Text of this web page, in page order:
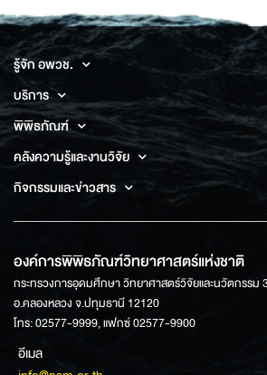
รู้จัก อพวช.
บริการ
พิพิธภัณฑ์
คลังความรู้และงานวิจัย
กิจกรรมและข่าวสาร
องค์การพิพิธภัณฑ์วิทยาศาสตร์แห่งชาติ
กระทรวงการอุดมศึกษา วิทยาศาสตร์วิจัยและนวัตกรรม
อ.คลองหลวง จ.ปทุมธานี 12120
โทร: 02577-9999, แฟกซ์ 02577-9900
อีเมล